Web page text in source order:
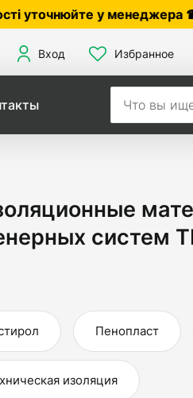
☎0503056010,
Вход Избранное
систем
Пенопласт
изоляция